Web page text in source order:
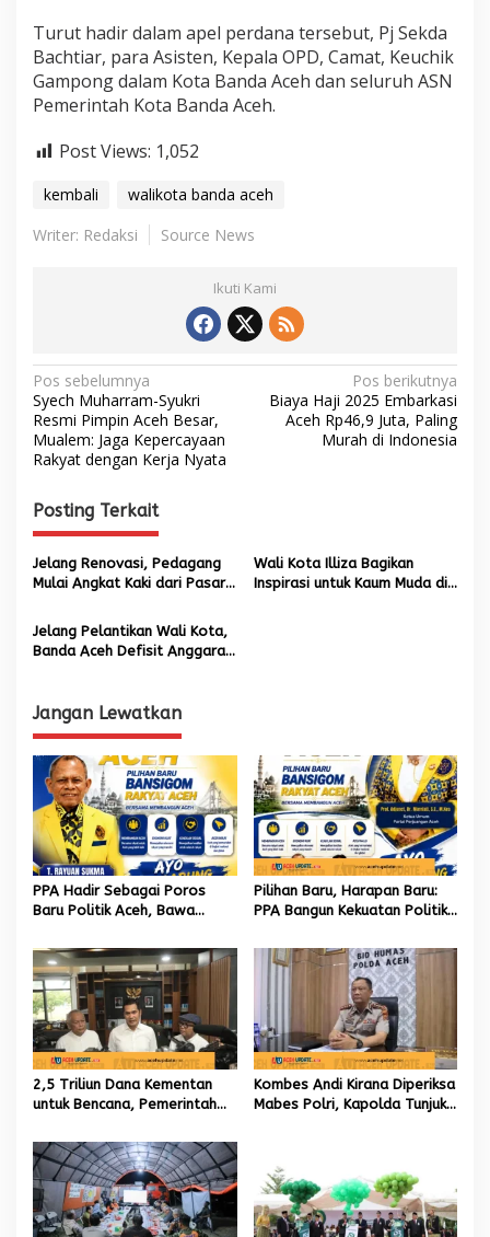
Turut hadir dalam apel perdana tersebut, Pj Sekda
Bachtiar, para Asisten, Kepala OPD, Camat, Keuchik
Gampong dalam Kota Banda Aceh dan seluruh ASN
Pemerintah Kota Banda Aceh.
Post Views: 1,052
kembali
walikota banda aceh
Writer: Redaksi
Source News
Ikuti Kami
N
a
v
g
a
s
p
o
Pos sebelumnya
Syech Muharram-Syukri
Resmi Pimpin Aceh Besar,
Mualem: Jaga Kepercayaan
Rakyat dengan Kerja Nyata
Pos berikutnya
Biaya Haji 2025 Embarkasi
Aceh Rp46,9 Juta, Paling
Murah di Indonesia
Posting Terkait
Jelang Renovasi, Pedagang
Mulai Angkat Kaki dari Pasar
Wali Kota Illiza Bagikan
Inspirasi untuk Kaum Muda di
Jelang Pelantikan Wali Kota,
Banda Aceh Defisit Anggaran
Jangan Lewatkan
PPA Hadir Sebagai Poros
Baru Politik Aceh, Bawa
Internasional untuk Kemajuan
Daerah
Pilihan Baru, Harapan Baru:
PPA Bangun Kekuatan Politik
2,5 Triliun Dana Kementan
untuk Bencana, Pemerintah
Kombes Andi Kirana Diperiksa
Mabes Polri, Kapolda Tunjuk
Aceh